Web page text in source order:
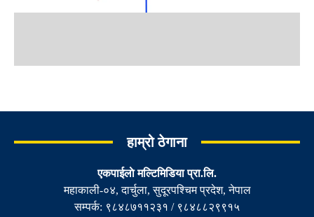
हाम्रो ठेगाना
एकपाईलाे मल्टिमिडिया प्रा.लि.
महाकाली-०४, दार्चुला, सुदूरपश्चिम प्रदेश, नेपाल
सम्पर्क: ९८४८७११२३१ / ९८४८८२९९१५